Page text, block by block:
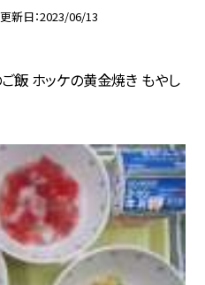
更新日 2023/06/13
ご飯 ホッケの黄金焼き もやし